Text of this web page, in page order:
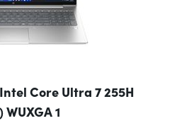
Core Ultra 7 255H
1